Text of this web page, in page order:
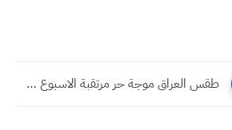
طقس العراق موجة حر مرتقبة الاسبوع المقبل قد تقترب ٥٠...